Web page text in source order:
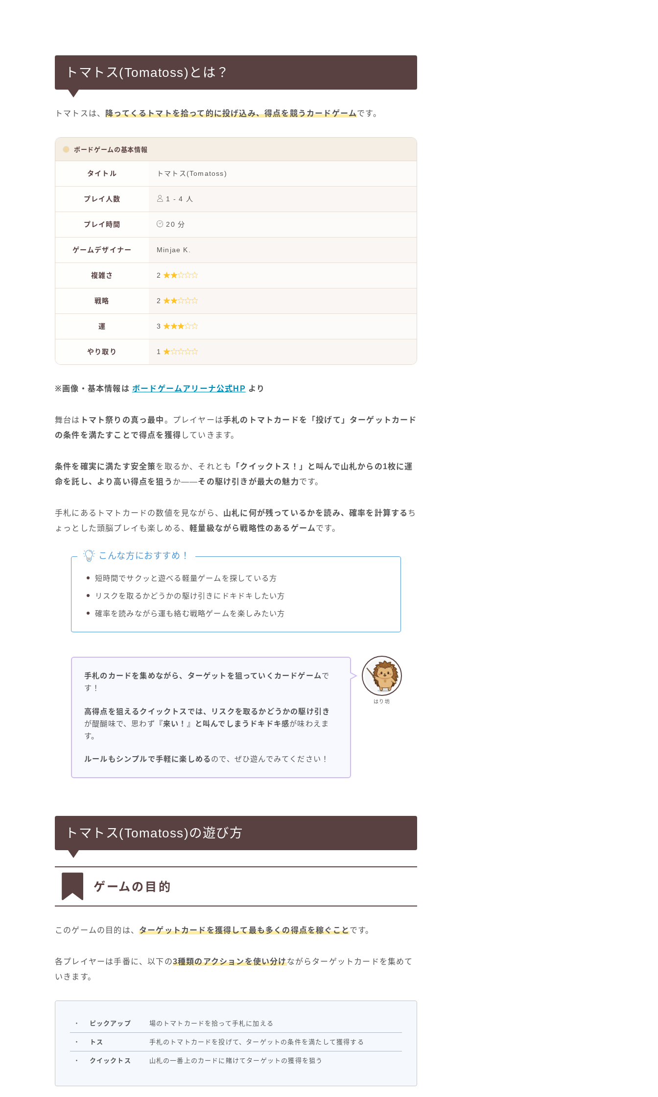
トマトス(Tomatoss)とは？
トマトスは、降ってくるトマトを拾って的に投げ込み、得点を競うカードゲームです。
ボードゲームの基本情報
タイトル トマトス(Tomatoss)
プレイ人数 1 - 4 人
プレイ時間 20 分
ゲームデザイナー Minjae K.
複雑さ 2
戦略 2
運 3
やり取り 1
※画像・基本情報は ボードゲームアリーナ公式HP より
舞台は トマト祭りの真っ最中。プレイヤーは手札のトマトカードを「投げて」ターゲットカード
の条件を満たすことで得点を獲得 していきます。
条件を確実に満たす安全策を取るか、それとも
「クイックトス！」と叫んで山札からの1枚に運
命を託し、より高い得点を狙う か——その駆け引きが最大の魅力です。
手札にあるトマトカードの数値を見ながら、 山札に何が残っているかを読み、確率を計算する ち
ょっとした頭脳プレイも楽しめる、軽量級ながら戦略性のあるゲームです。
こんな方におすすめ！
短時間でサクッと遊べる軽量ゲームを探している方
リスクを取るかどうかの駆け引きにドキドキしたい方
確率を読みながら運も絡む戦略ゲームを楽しみたい方
はり坊
手札のカードを集めながら、ターゲットを狙っていくカードゲームで
す！
高得点を狙えるクイックトスでは、リスクを取るかどうかの駆け引き
が醍醐味で、思わず
『来い！』と叫んでしまうドキドキ感が味わえま
す。
ルールもシンプルで手軽に楽しめるので、ぜひ遊んでみてください！
トマトス(Tomatoss)の遊び方
ゲームの目的
このゲームの目的は、 ターゲットカードを獲得して最も多くの得点を稼ぐことです。
各プレイヤーは手番に、以下の3種類のアクションを使い分けながらターゲットカードを集めて
いきます。
・ ピックアップ 場のトマトカードを拾って手札に加える
・ トス 手札のトマトカードを投げて、ターゲットの条件を満たして獲得する
・ クイックトス 山札の一番上のカードに賭けてターゲットの獲得を狙う